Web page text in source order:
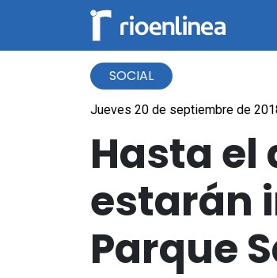
SOCIAL
Jueves 20 de septiembre de
Hasta el
estarán
Parque